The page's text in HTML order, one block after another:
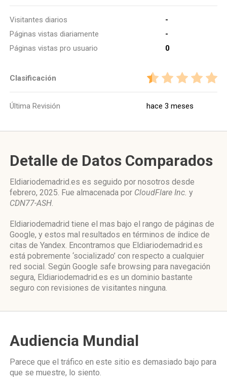
Visitantes diarios
-
Páginas vistas diariamente
-
Páginas vistas pro usuario
0
Clasificación
Última Revisión hace 3 meses
Detalle de Datos Comparados
Eldiariodemadrid.es es seguido por nosotros desde
febrero, 2025. Fue almacenada por CloudFlare Inc. y
CDN77-ASH.
Eldiariodemadrid tiene el mas bajo el rango de páginas de
Google, y estos mal resultados en términos de índice de
citas de Yandex. Encontramos que Eldiariodemadrid.es
está pobremente ‘socializado’ con respecto a cualquier
red social. Según Google safe browsing para navegación
segura, Eldiariodemadrid.es es un dominio bastante
seguro con revisiones de visitantes ninguna.
Audiencia Mundial
Parece que el tráfico en este sitio es demasiado bajo para
que se muestre, lo siento.